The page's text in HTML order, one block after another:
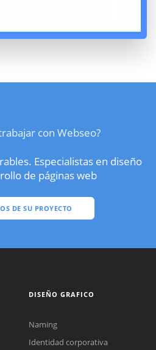
con Webseo?
Especialistas en diseño
de páginas web
DE SU PROYECTO
DISEÑO GRAFICO
Naming
Identidad corporativa